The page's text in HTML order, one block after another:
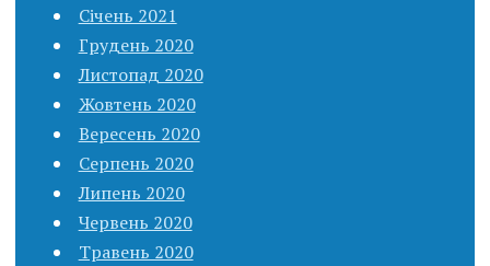
Січень 2021
Грудень 2020
Листопад 2020
Жовтень 2020
Вересень 2020
Серпень 2020
Липень 2020
Червень 2020
Травень 2020